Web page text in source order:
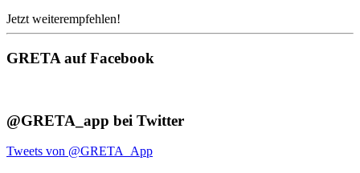
Jetzt weiterempfehlen!
GRETA auf Facebook
@GRETA_app bei Twitter
Tweets von @GRETA_App